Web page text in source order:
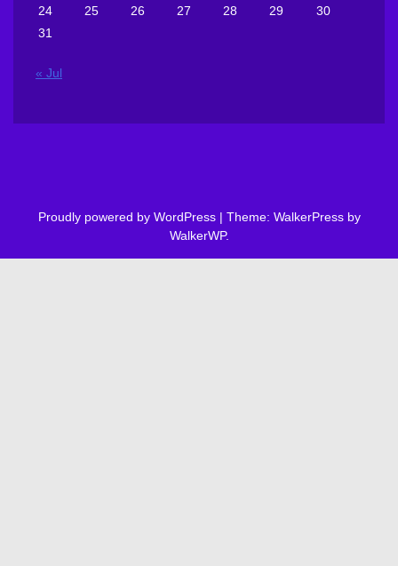
24
25 26 27 28 29
30
31
« Jul
Proudly powered by WordPress | Theme: WalkerPress by
WalkerWP.